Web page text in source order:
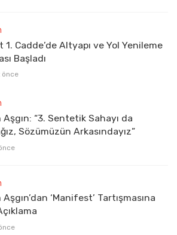
1. Cadde’de Altyapı ve Yol Yenileme
Başladı
önce
Aşgın: “3. Sentetik Sahayı da
Sözümüzün Arkasındayız”
‘Manifest’ Tartışmasına